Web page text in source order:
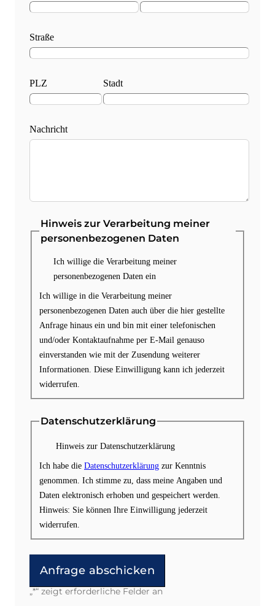
„*“ zeigt erforderliche Felder an
Straße
PLZ Stadt
Nachricht
Hinweis zur Verarbeitung meiner
personenbezogenen Daten
Ich willige die Verarbeitung meiner
personenbezogenen Daten ein
Ich willige in die Verarbeitung meiner
personenbezogenen Daten auch über die hier gestellte
Anfrage hinaus ein und bin mit einer telefonischen
und/oder Kontaktaufnahme per E-Mail genauso
einverstanden wie mit der Zusendung weiterer
Informationen. Diese Einwilligung kann ich jederzeit
widerrufen.
Datenschutzerklärung
Hinweis zur Datenschutzerklärung
Ich habe die Datenschutzerklärung zur Kenntnis
genommen. Ich stimme zu, dass meine Angaben und
Daten elektronisch erhoben und gespeichert werden.
Hinweis: Sie können Ihre Einwilligung jederzeit
widerrufen.
Alternative: